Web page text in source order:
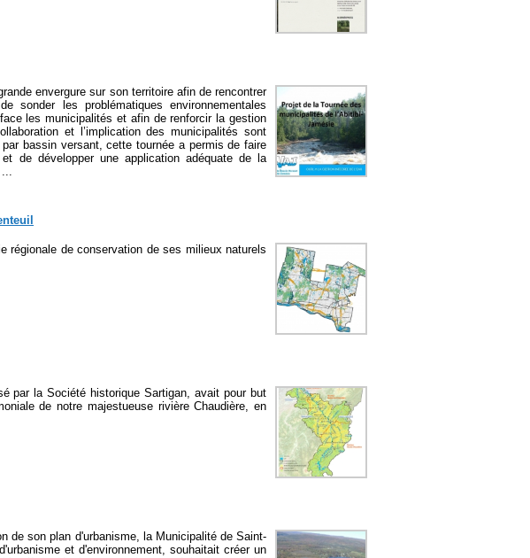
envergure sur son territoire afin de rencontrer
sonder les problématiques environnementales
les municipalités et afin de renforcir la gestion
et l’implication des municipalités sont
bassin versant, cette tournée a permis de faire
de développer une application adéquate de la
régionale de conservation de ses milieux naturels
par la Société historique Sartigan, avait pour but
de notre majestueuse rivière Chaudière, en
de son plan d'urbanisme, la Municipalité de Saint-
et d'environnement, souhaitait créer un